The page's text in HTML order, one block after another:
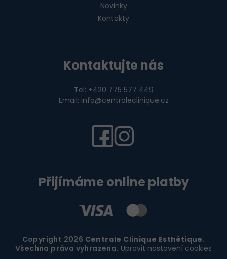
Novinky
Kontakty
Kontaktujte nás
Tel: +420 775 577 449
Email: info@centraleclinique.cz
Přijímáme online platby
Copyright 2026 Centrale Clinique Esthétique.
Všechna práva vyhrazena. Upravit nastavení cookies